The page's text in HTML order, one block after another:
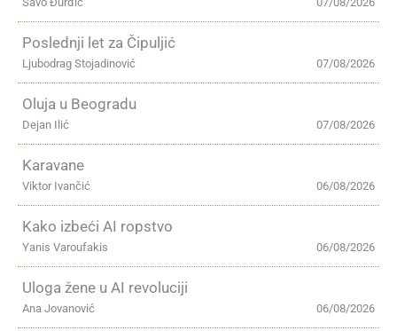
Poslednji let za Čipuljić
07/08/2026
Ljubodrag Stojadinović
Oluja u Beogradu
07/08/2026
Dejan Ilić
Karavane
06/08/2026
Viktor Ivančić
Kako izbeći AI ropstvo
06/08/2026
Yanis Varoufakis
Uloga žene u AI revoluciji
06/08/2026
Ana Jovanović